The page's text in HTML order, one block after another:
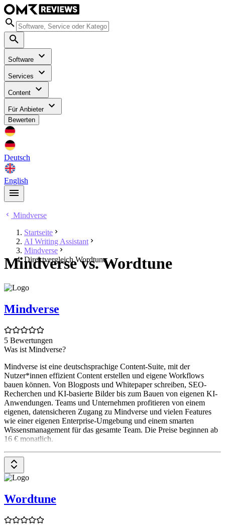
Software
Services
Content
Für Anbieter
Bewerten
Deutsch
English
Mindverse
Startseite
AI Writing Assistant
Mindverse
Direktvergleich Wordtune
Mindverse vs. Wordtune
Mindverse
5 Bewertungen
Was ist Mindverse?
Mindverse ist eine deutschsprachige Content-Suite, mit der
Nutzer*innen effizient Content erstellen und eigene Workflows
bauen können. Von Blogposts und Whitepaper schreiben, SEO-
Recherchen und KI-basierte Bilder bis zum Bauen von eigenen KI-
Anwendungen. Teams und Unternehmen profitieren von einem
eigenen, datensicheren Zugang zu Mindverse und vielen Features
wie einer eigenen Enterprise-Umgebung und einem smarten
Wissensmanagement für das gesamte Team. Die Preise beginnen ab
16 € monatlich.
Wordtune